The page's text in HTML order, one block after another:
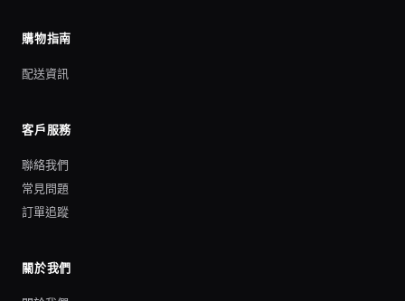
購物指南
配送資訊
客戶服務
聯絡我們
常見問題
訂單追蹤
關於我們